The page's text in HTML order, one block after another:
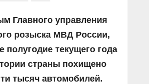
Главного управления
розыска МВД России,
полугодие текущего года
страны похищено
тысяч автомобилей.